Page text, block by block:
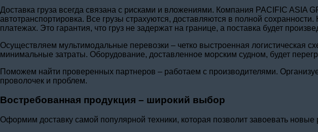
Доставка груза всегда связана с рисками и вложениями. Компания PACIFIC ASIA
автотранспортировка. Все грузы страхуются, доставляются в полной
платежах. Это гарантия, что груз не задержат на границе, а поставка будет
Осуществляем мультимодальные перевозки – четко выстроенная логистическая
минимальные затраты. Оборудование, доставленное морским судном, будет
Поможем найти проверенных партнеров – работаем с производителями.
проволочек и проблем.
Востребованная продукция – широкий выбор
Оформим доставку самой популярной техники, которая позволит завоевать